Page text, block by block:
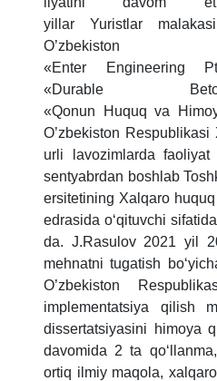
yillar Yuristlar
O’zbekiston
«Enter Engineering
«Durable
«Qonun Huquq va
O’zbekiston
urli lavozimlarda
sentyabrdan boshlab
ersitetining Xalqaro
edrasida o‘qituvchi
da. J.Rasulov 2021 yil
mehnatni tugatish
O’zbekiston
implementatsiya qilish
dissertatsiyasini himoya
davomida 2 ta
ortiq ilmiy maqola,